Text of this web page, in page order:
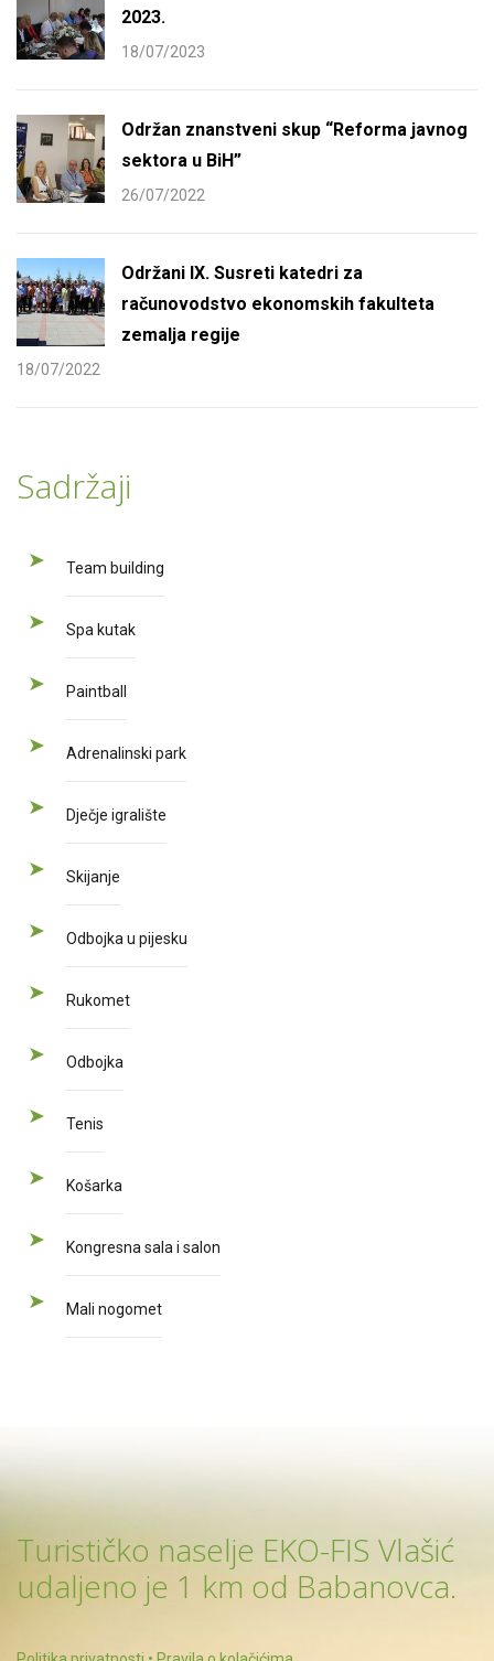
2023.
18/07/2023
Održan znanstveni skup “Reforma javnog
sektora u BiH”
26/07/2022
Održani IX. Susreti katedri za
računovodstvo ekonomskih fakulteta
zemalja regije
18/07/2022
Sadržaji
Team building
Spa kutak
Paintball
Adrenalinski park
Dječje igralište
Skijanje
Odbojka u pijesku
Rukomet
Odbojka
Tenis
Košarka
Kongresna sala i salon
Mali nogomet
Turističko naselje EKO-FIS Vlašić
udaljeno je 1 km od Babanovca.